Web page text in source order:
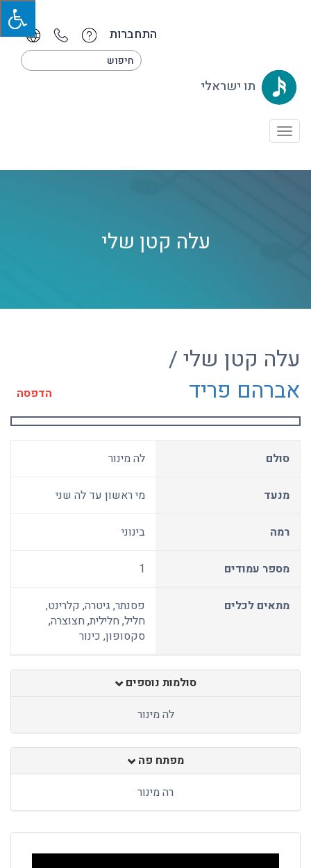
התחברות
תו ישראלי
Toggle
עלה קטן שלי
עלה קטן שלי /
אברהם פריד
הדפסה
סולם לה מינור
מנעד מי ראשון עד לה שני
רמה בינוני
מספר עמודים 1
מתאים לכלים
פסנתר, גיטרה, קלרינט,
חליל, חלילית, חצוצרה,
סקסופון, כינור
סולמות נוספים
לה מינור
מפתח פה
רה מינור